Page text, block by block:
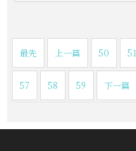
最先 上一篇 50 51
57 58 59 下一篇